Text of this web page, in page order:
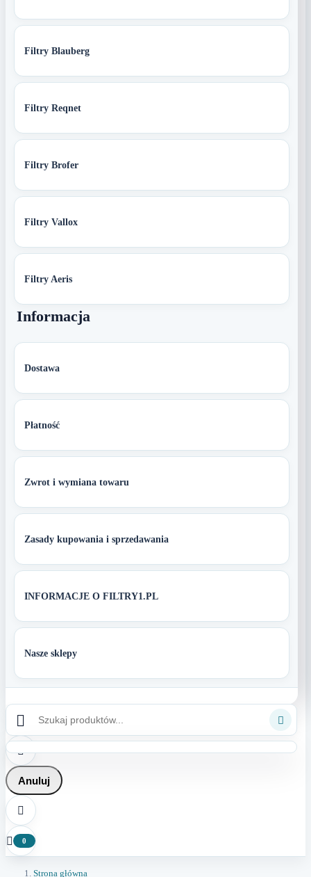
Filtry Blauberg
Filtry Reqnet
Filtry Brofer
Filtry Vallox
Filtry Aeris
Informacja
Dostawa
Płatność
Zwrot i wymiana towaru
Zasady kupowania i sprzedawania
INFORMACJE O FILTRY1.PL
Nasze sklepy
 

Anuluj

 0
Strona główna